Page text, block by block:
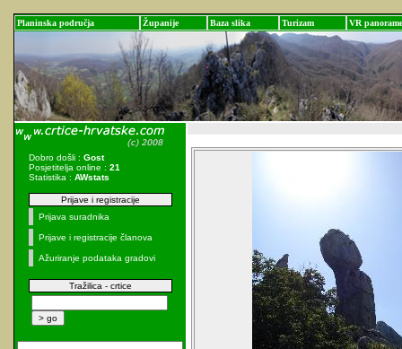
Planinska područja Županije Baza slika Turizam VR panorame
Dobro došli : Gost
Posjetitelja online : 21
Statistika : AWstats
Prijave i registracije
Prijava suradnika
Prijave i registracije članova
Ažuriranje podataka gradovi
Tražilica - crtice